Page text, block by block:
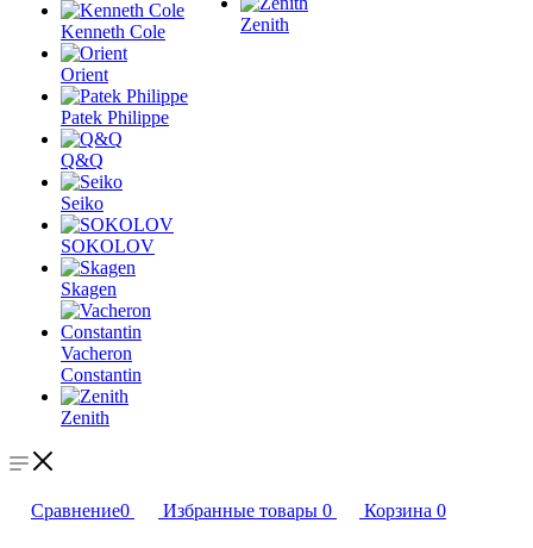
Kenneth Cole
Orient
Patek Philippe
Q&Q
Seiko
SOKOLOV
Skagen
Vacheron
Constantin
Zenith
Zenith
Сравнение0 Избранные товары 0 Корзина 0